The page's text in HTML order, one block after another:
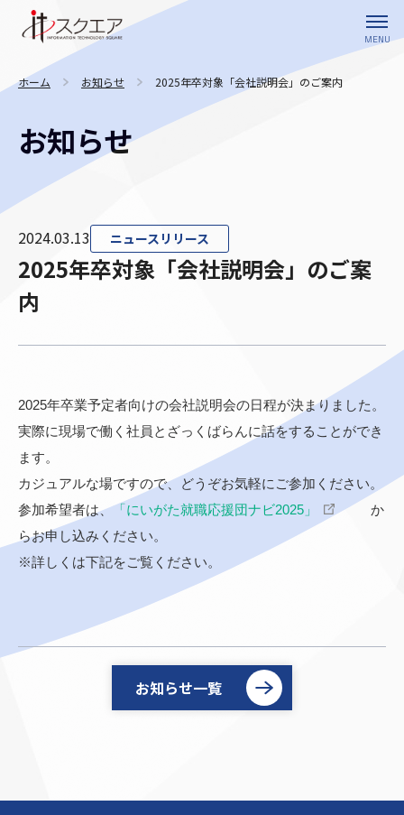
ホーム お知らせ 2025年卒対象「会社説明会」のご案内
お知らせ
2024.03.13 ニュースリリース
2025年卒対象「会社説明会」のご案
内
2025年卒業予定者向けの会社説明会の日程が決まりました。
実際に現場で働く社員とざっくばらんに話をすることができ
ます。
カジュアルな場ですので、どうぞお気軽にご参加ください。
参加希望者は、「にいがた就職応援団ナビ2025」
か
らお申し込みください。
※詳しくは下記をご覧ください。
お知らせ一覧